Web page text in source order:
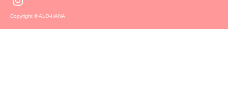
Copyright © ALO-HANA